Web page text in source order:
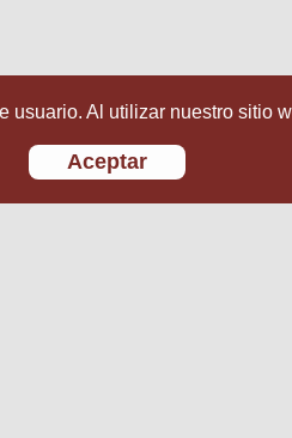
usuario. Al utilizar nuestro sitio
Aceptar